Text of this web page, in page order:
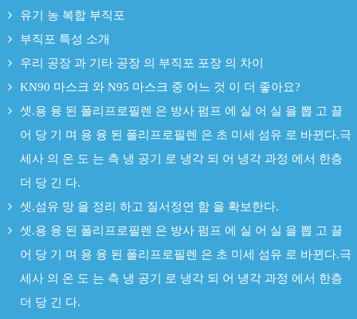
유기 농 복합 부직포
부직포 특성 소개
우리 공장 과 기타 공장 의 부직포 포장 의 차이
KN90 마스크 와 N95 마스크 중 어느 것 이 더 좋아요?
셋.용 융 된 폴리프로필렌 은 방사 펌프 에 실 어 실 을 뽑 고 끌
어 당 기 며 용 융 된 폴리프로필렌 은 초 미세 섬유 로 바뀐다.극
세사 의 온 도 는 측 냉 공기 로 냉각 되 어 냉각 과정 에서 한층
더 당 긴 다.
셋.섬유 망 을 정리 하고 질서정연 함 을 확보한다.
셋.용 융 된 폴리프로필렌 은 방사 펌프 에 실 어 실 을 뽑 고 끌
어 당 기 며 용 융 된 폴리프로필렌 은 초 미세 섬유 로 바뀐다.극
세사 의 온 도 는 측 냉 공기 로 냉각 되 어 냉각 과정 에서 한층
더 당 긴 다.